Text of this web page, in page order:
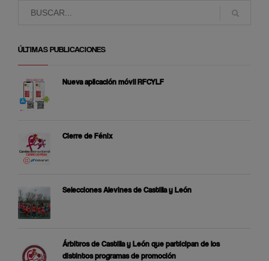
ÚLTIMAS PUBLICACIONES
Nueva aplicación móvil RFCYLF
Cierre de Fénix
Selecciones Alevines de Castilla y León
Árbitros de Castilla y León que participan de los
distintos programas de promoción